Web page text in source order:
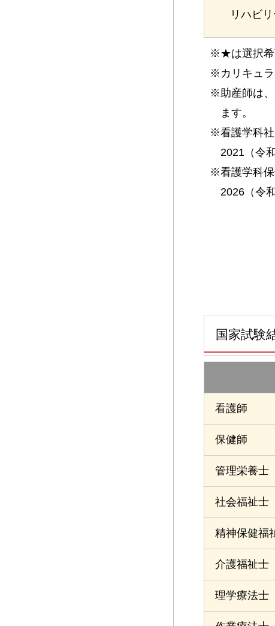
リハビ
※★は選択希
※カリキュラ
※助産師は、
ます。
※看護学科社
2021（令
※看護学科保
2026（令
国家試験
看護師
保健師
管理栄養士
社会福祉士
精神保健福
介護福祉士
理学療法士